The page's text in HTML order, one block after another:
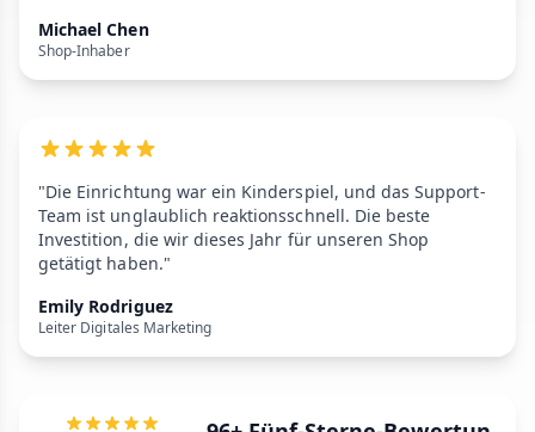
Michael Chen
Shop-Inhaber
"Die Einrichtung war ein Kinderspiel, und das Support-
Team ist unglaublich reaktionsschnell. Die beste
Investition, die wir dieses Jahr für unseren Shop
getätigt haben."
Emily Rodriguez
Leiter Digitales Marketing